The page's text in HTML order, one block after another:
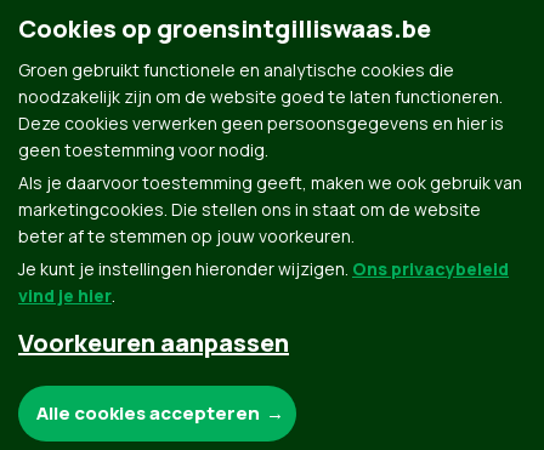
Groen.be
Cookies op groensintgilliswaas.be
Groen gebruikt functionele en analytische cookies die
noodzakelijk zijn om de website goed te laten functioneren.
Deze cookies verwerken geen persoonsgegevens en hier is
geen toestemming voor nodig.
Als je daarvoor toestemming geeft, maken we ook gebruik van
marketingcookies. Die stellen ons in staat om de website
beter af te stemmen op jouw voorkeuren.
Je kunt je instellingen hieronder wijzigen. Ons privacybeleid
vind je hier.
Voorkeuren aanpassen
Alle cookies accepteren